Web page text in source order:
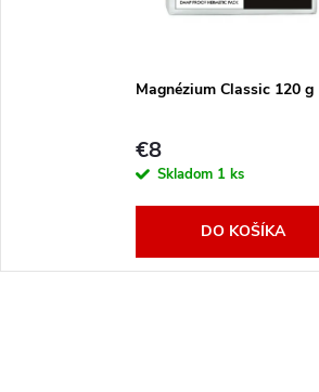
Magnézium Classic 120 g
€8
Skladom 1 ks
DO KOŠÍKA